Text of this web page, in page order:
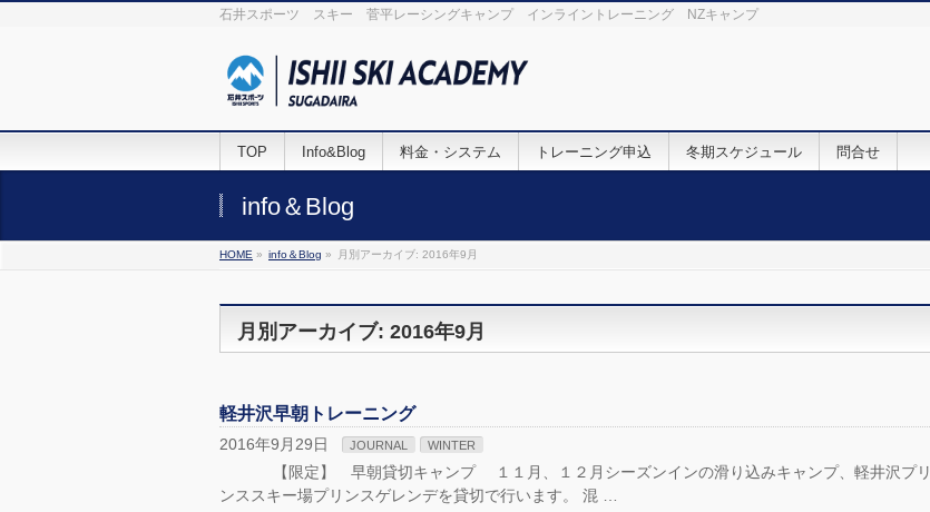
石井スポーツ スキー 菅平レーシングキャンプ インライントレーニング NZキャンプ
TOP Info&Blog 料金・システム トレーニング申込 冬期スケジュール 問合せ
info＆Blog
HOME » info＆Blog » 月別アーカイブ: 2016年9月
月別アーカイブ: 2016年9月
軽井沢早朝トレーニング
2016年9月29日 JOURNAL WINTER
【限定】 早朝貸切キャンプ １１月、１２月シーズンインの滑り込みキャンプ、軽井沢プリ
ンススキー場プリンスゲレンデを貸切で行います。 混 …